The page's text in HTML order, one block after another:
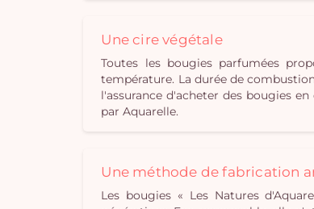
Une cire végétale
Toutes les bougies parfumées
température. La durée de
l'assurance d'acheter des bougies
par Aquarelle.
Une méthode de fabrication
Les bougies « Les Natures